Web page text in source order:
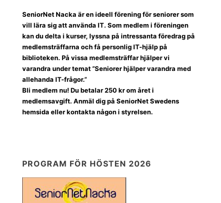
SeniorNet Nacka är en ideell förening för seniorer som
vill lära sig att använda IT. Som medlem i föreningen
kan du delta i kurser, lyssna på intressanta föredrag på
medlemsträffarna och få personlig IT-hjälp på
biblioteken. På vissa medlemsträffar hjälper vi
varandra under temat ”Seniorer hjälper varandra med
allehanda IT-frågor.”
Bli medlem nu! Du betalar 250 kr om året i
medlemsavgift. Anmäl dig på SeniorNet Swedens
hemsida eller kontakta någon i styrelsen.
PROGRAM FÖR HÖSTEN 2026